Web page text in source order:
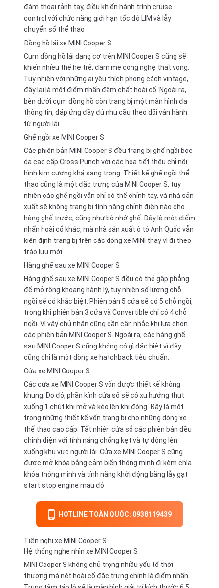
đàm thoại rảnh tay, điều khiển hành trình cruise
control với chức năng giới hạn tốc độ LIM và lẫy
chuyển số thể thao
Đồng hồ lái xe MINI Cooper S
Cụm đồng hồ lái dạng cơ trên MINI Cooper S cũng sẽ
khiến nhiều thế hệ trẻ, đam mê công nghệ thất vọng.
Tuy nhiên với những ai yêu thích phong cách vintage,
đây lại là một điểm nhấn đậm chất hoài cổ. Ngoài ra,
bên dưới cụm đồng hồ còn trang bị một màn hình đa
thông tin, đáp ứng đầy đủ nhu cầu theo dõi vận hành
từ người lái.
Ghế ngồi xe MINI Cooper S
Các phiên bản MINI Cooper S đều trang bị ghế ngồi bọc
da cao cấp Cross Punch với các họa tiết thêu chỉ nổi
hình kim cương khá sang trọng. Thiết kế ghế ngồi thể
thao cũng là một đặc trưng của MINI Cooper S, tuy
nhiên các ghế ngồi vẫn chỉ có thể chỉnh tay, và nhà sản
xuất sẽ không trang bị tính năng chỉnh điện nào cho
hàng ghế trước, cũng như bộ nhớ ghế. Đây là một điểm
nhấn hoài cổ khác, mà nhà sản xuất ô tô Anh Quốc vẫn
kiên định trang bị trên các dòng xe MINI thay vì đi theo
trào lưu mới.
Hàng ghế sau xe MINI Cooper S
Hàng ghế sau xe MINI Cooper S đều có thẻ gập phẳng
để mở rộng khoang hành lý, tuy nhiên số lượng chỗ
ngồi sẽ có khác biệt. Phiên bản 5 cửa sẽ có 5 chỗ ngồi,
trong khi phiên bản 3 cửa và Convertible chỉ có 4 chỗ
ngồi. Vì vậy chủ nhân cũng cần cân nhắc khi lựa chọn
các phiên bản MINI Cooper S. Ngoài ra, các hàng ghế
sau MINI Cooper S cũng không có gì đặc biệt vì đây
cũng chỉ là một dòng xe hatchback tiêu chuẩn.
Cửa xe MINI Cooper S
Các cửa xe MINI Cooper S vốn được thiết kế không
khung. Do đó, phần kính cửa sổ sẽ có xu hướng thụt
xuống 1 chút khi mở và kéo lên khi đóng. Đây là một
trong những thiết kế vốn trang bị cho những dòng xe
thể thao cao cấp. Tất nhiên cửa sổ các phiên bản đều
chỉnh điện với tính năng chống kẹt và tự động lên
xuống khu vực người lái. Cửa xe MINI Cooper S cũng
được mở khóa bằng cảm biến thông minh đi kèm chìa
khóa thông minh và tính năng khởi động bằng lẫy gạt
start stop engine màu đỏ
HOTLINE TOÀN QUỐC: 0938119439
Tiện nghi xe MINI Cooper S
Hệ thống nghe nhìn xe MINI Cooper S
MINI Cooper S không chủ trọng nhiều yếu tố thời
thượng mà nét hoài cổ đặc trưng chính là điểm nhấn.